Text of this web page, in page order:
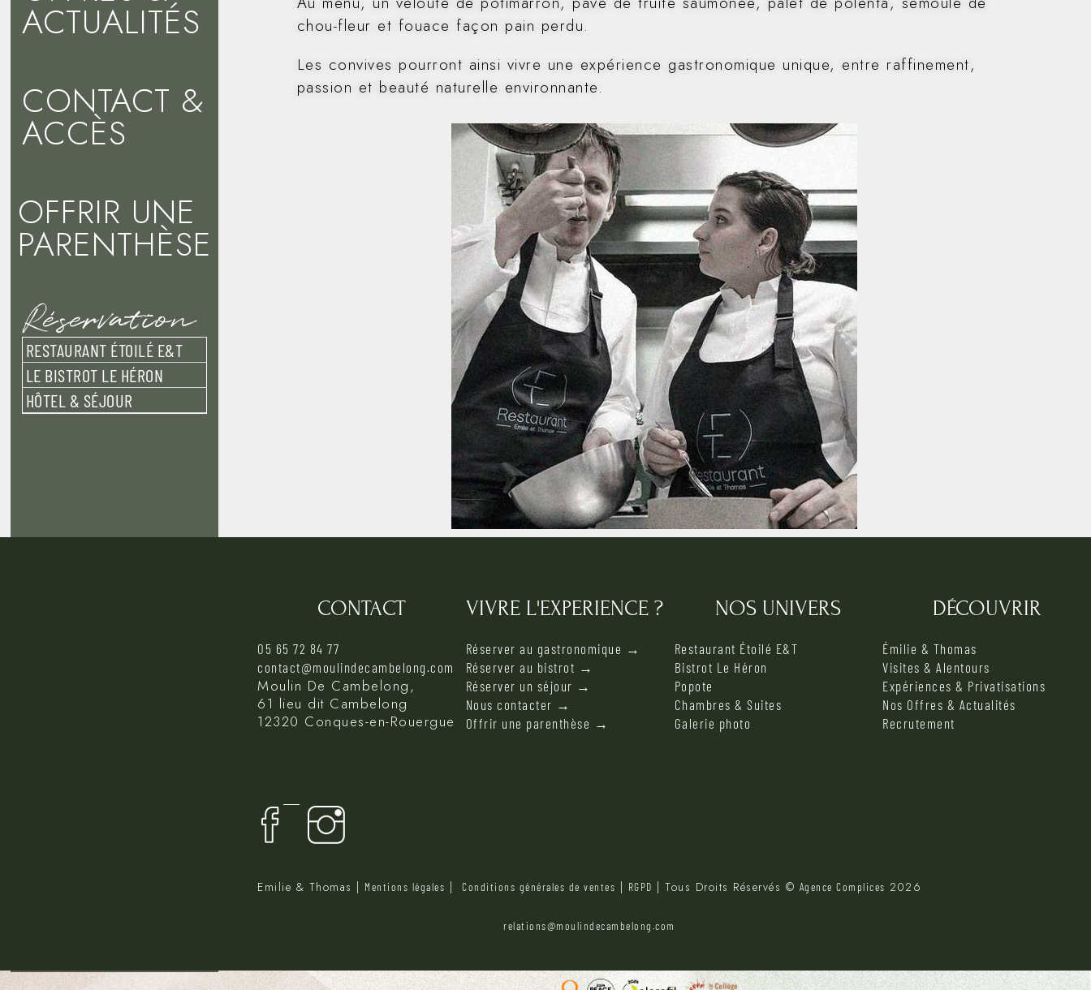
ACTUALITÉS
CONTACT &
ACCÈS
OFFRIR UNE
PARENTHÈSE
Réservation
RESTAURANT ÉTOILÉ E&T
LE BISTROT LE HÉRON
HÔTEL & SÉJOUR
chou-fleur et fouace façon pain perdu.
Les convives pourront ainsi vivre une expérience gastronomique unique, entre raffinement,
passion et beauté naturelle environnante.
CONTACT
05 65 72 84 77
contact@moulindecambelong.com
Moulin De Cambelong,
61 lieu dit Cambelong
12320 Conques-en-Rouergue
VIVRE L'EXPERIENCE ?
Réserver au gastronomique →
Réserver au bistrot →
Réserver un séjour →
Nous contacter →
Offrir une parenthèse →
NOS UNIVERS
Restaurant Étoilé E&T
Bistrot Le Héron
Popote
Chambres & Suites
Galerie photo
DÉCOUVRIR
Émilie & Thomas
Visites & Alentours
Expériences & Privatisations
Nos Offres & Actualités
Recrutement
Emilie & Thomas | Mentions légales |Conditions générales de ventes | RGPD | Tous Droits Réservés © Agence Complices 2026
relations@moulindecambelong.com